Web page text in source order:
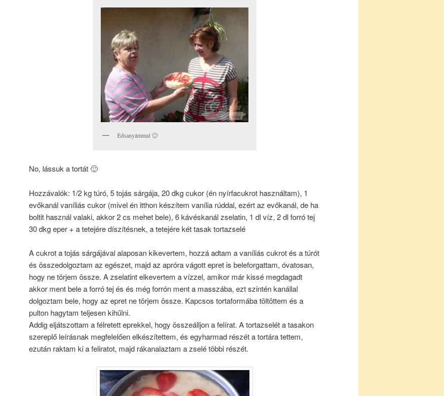
Édsanyámmal 🙂
No, lássuk a tortát 🙂
Hozzávalók: 1/2 kg túró, 5 tojás sárgája, 20 dkg cukor (én nyírfacukrot használtam), 1
evőkanál vaníliás cukor (mivel én itthon készítem vanília rúddal, ezért az evőkanál, de ha
boltit használ valaki, akkor 2 cs mehet bele), 6 kávéskanál zselatin, 1 dl víz, 2 dl forró tej
30 dkg eper + a tetejére díszítésnek, a tetejére két tasak tortazselé
A cukrot a tojás sárgájával alaposan kikevertem, hozzá adtam a vaníliás cukrot és a túrót
és összedolgoztam az egészet, majd az apróra vágott epret is beleforgattam, óvatosan,
hogy ne törjem össze. A zselatint elkevertem a vízzel, amikor már kissé megdagadt
akkor ment bele a forró tej és és még forrón ment a masszába, ezt szintén kanállal
dolgoztam bele, hogy az epret ne törjem össze. Kapcsos tortaformába töltöttem és a
pulton hagytam teljesen kihűlni.
Addig eljátszottam a félretett eprekkel, hogy összeálljon a felírat. A tortazselét a tasakon
szereplő leírásnak megfelelően elkészítettem, és egyharmad részét a tortára tettem,
ezután raktam ki a feliratot, majd rákanalaztam a zselé többi részét.